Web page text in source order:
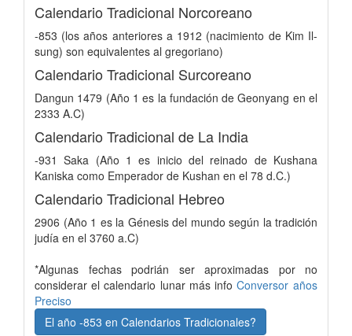
Calendario Tradicional Norcoreano
-853 (los años anteriores a 1912 (nacimiento de Kim Il-
sung) son equivalentes al gregoriano)
Calendario Tradicional Surcoreano
Dangun 1479 (Año 1 es la fundación de Geonyang en el
2333 A.C)
Calendario Tradicional de La India
-931 Saka (Año 1 es inicio del reinado de Kushana
Kaniska como Emperador de Kushan en el 78 d.C.)
Calendario Tradicional Hebreo
2906 (Año 1 es la Génesis del mundo según la tradición
judía en el 3760 a.C)
*Algunas fechas podrián ser aproximadas por no
considerar el calendario lunar más info Conversor años
Preciso
El año -853 en Calendarios Tradicionales?